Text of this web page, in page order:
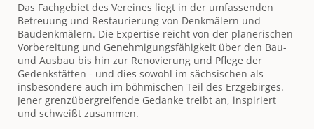
Das Fachgebiet des Vereines liegt in der umfassenden
Betreuung und Restaurierung von Denkmälern und
Baudenkmälern. Die Expertise reicht von der planerischen
Vorbereitung und Genehmigungsfähigkeit über den Bau-
und Ausbau bis hin zur Renovierung und Pflege der
Gedenkstätten - und dies sowohl im sächsischen als
insbesondere auch im böhmischen Teil des Erzgebirges.
Jener grenzübergreifende Gedanke treibt an, inspiriert
und schweißt zusammen.